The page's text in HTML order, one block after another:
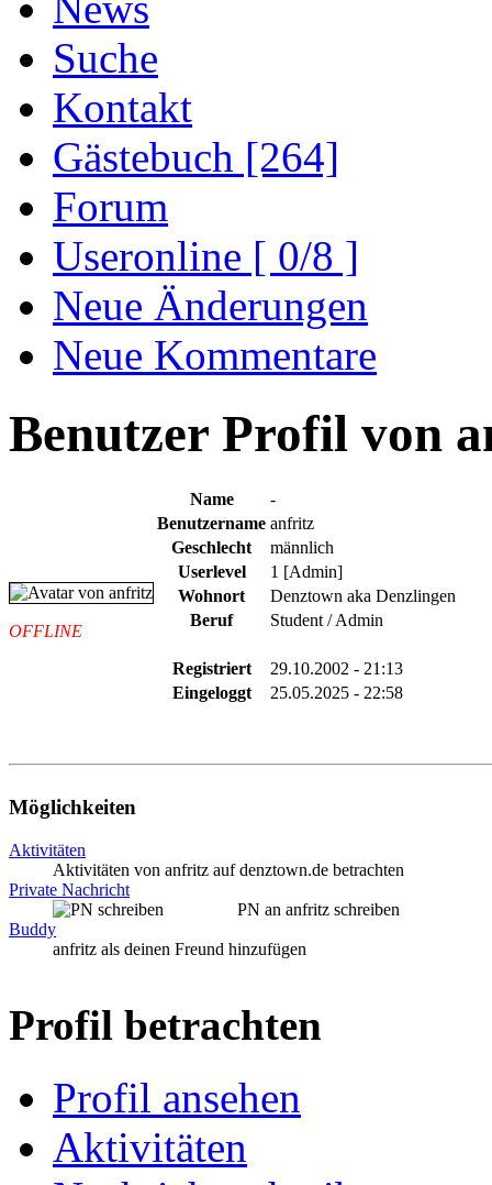
Suche
Kontakt
Gästebuch [264]
Forum
Useronline [ 0/8 ]
Neue Änderungen
Neue Kommentare
Benutzer Profil von
OFFLINE
Name
-
Benutzername anfritz
Geschlecht
männlich
Userlevel
1 [Admin]
Wohnort
Denztown aka Denzlingen
Beruf
Student / Admin
Registriert
29.10.2002 - 21:13
Eingeloggt
25.05.2025 - 22:58
Möglichkeiten
Aktivitäten
Aktivitäten von anfritz auf denztown.de betrachten
Private Nachricht
PN an anfritz schreiben
Buddy
anfritz als deinen Freund hinzufügen
Profil betrachten
Profil ansehen
Aktivitäten